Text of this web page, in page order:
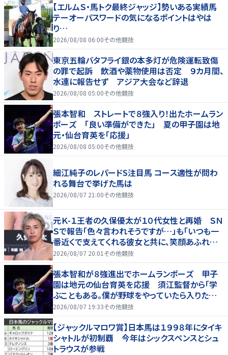
【エルムＳ・馬トク最終ジャッジ】勢いある実績馬
テーオーパスワードの気になるポイントはやは
り…
2026/08/08 06:00その他競技
東京五輪バタフライ銀の本多灯が危険運転致傷
の罪で起訴 飲酒や薬物使用は否定 ９カ月間、
水連に報告せず アジア大会など辞退
2026/08/08 05:00その他競技
張本智和 ストレートで８強入り！出たホームラン
ポーズ 「良い準備ができた」 夏の甲子園は地
元・仙台育英を「応援」
2026/08/08 05:00その他競技
細江純子のレパードS注目馬 コース適性が問わ
れる舞台で挙げた馬は
2026/08/07 21:00その他競技
元Ｋ-１王者の久保優太が１０代女性と再婚 ＳＮ
Ｓで報告「色々言われそうですが…」も「いつも一
番近くで支えてくれる彼女と共に、笑顔あふれる
家庭を築いていきたい」
2026/08/07 20:01 その他競技
張本智和が８強進出でホームランポーズ 甲子
園は地元の仙台育英を応援 須江監督から「学
ぶこともある。僕が野球をやっていたら入りたかっ
た」
2026/08/07 19:33その他競技
【ジャックルマロワ賞】日本馬は１９９８年にタイキ
シャトルが初制覇 今年はシックスペンスとシュ
トラウスが参戦